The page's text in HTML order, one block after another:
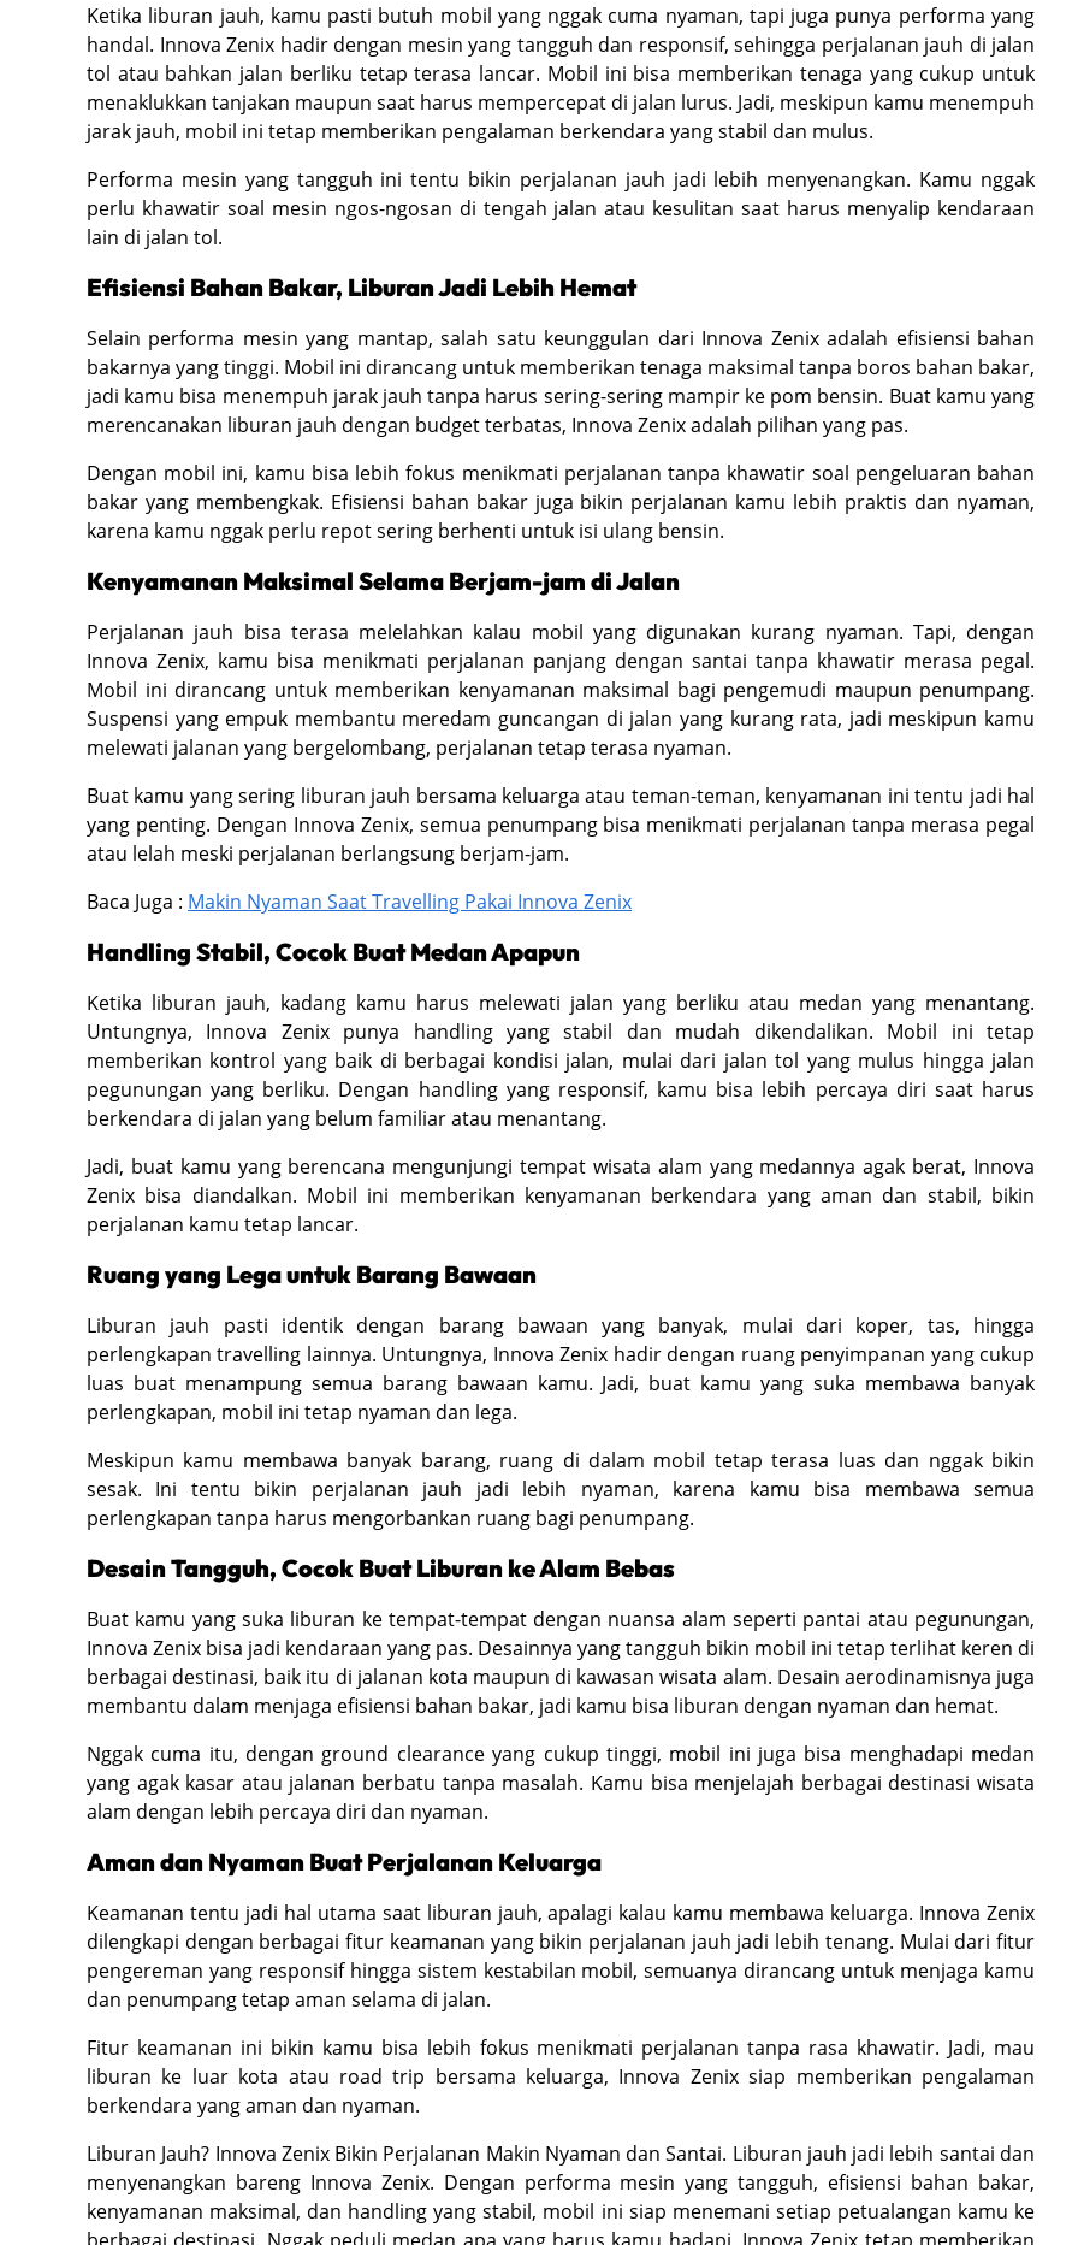
Ketika liburan jauh, kamu pasti butuh mobil yang nggak cuma nyaman, tapi juga punya performa yang
handal. Innova Zenix hadir dengan mesin yang tangguh dan responsif, sehingga perjalanan jauh di jalan
tol atau bahkan jalan berliku tetap terasa lancar. Mobil ini bisa memberikan tenaga yang cukup untuk
menaklukkan tanjakan maupun saat harus mempercepat di jalan lurus. Jadi, meskipun kamu menempuh
jarak jauh, mobil ini tetap memberikan pengalaman berkendara yang stabil dan mulus.
Performa mesin yang tangguh ini tentu bikin perjalanan jauh jadi lebih menyenangkan. Kamu nggak
perlu khawatir soal mesin ngos-ngosan di tengah jalan atau kesulitan saat harus menyalip kendaraan
lain di jalan tol.
Efisiensi Bahan Bakar, Liburan Jadi Lebih Hemat
Selain performa mesin yang mantap, salah satu keunggulan dari Innova Zenix adalah efisiensi bahan
bakarnya yang tinggi. Mobil ini dirancang untuk memberikan tenaga maksimal tanpa boros bahan bakar,
jadi kamu bisa menempuh jarak jauh tanpa harus sering-sering mampir ke pom bensin. Buat kamu yang
merencanakan liburan jauh dengan budget terbatas, Innova Zenix adalah pilihan yang pas.
Dengan mobil ini, kamu bisa lebih fokus menikmati perjalanan tanpa khawatir soal pengeluaran bahan
bakar yang membengkak. Efisiensi bahan bakar juga bikin perjalanan kamu lebih praktis dan nyaman,
karena kamu nggak perlu repot sering berhenti untuk isi ulang bensin.
Kenyamanan Maksimal Selama Berjam-jam di Jalan
Perjalanan jauh bisa terasa melelahkan kalau mobil yang digunakan kurang nyaman. Tapi, dengan
Innova Zenix, kamu bisa menikmati perjalanan panjang dengan santai tanpa khawatir merasa pegal.
Mobil ini dirancang untuk memberikan kenyamanan maksimal bagi pengemudi maupun penumpang.
Suspensi yang empuk membantu meredam guncangan di jalan yang kurang rata, jadi meskipun kamu
melewati jalanan yang bergelombang, perjalanan tetap terasa nyaman.
Buat kamu yang sering liburan jauh bersama keluarga atau teman-teman, kenyamanan ini tentu jadi hal
yang penting. Dengan Innova Zenix, semua penumpang bisa menikmati perjalanan tanpa merasa pegal
atau lelah meski perjalanan berlangsung berjam-jam.
Baca Juga : Makin Nyaman Saat Travelling Pakai Innova Zenix
Handling Stabil, Cocok Buat Medan Apapun
Ketika liburan jauh, kadang kamu harus melewati jalan yang berliku atau medan yang menantang.
Untungnya, Innova Zenix punya handling yang stabil dan mudah dikendalikan. Mobil ini tetap
memberikan kontrol yang baik di berbagai kondisi jalan, mulai dari jalan tol yang mulus hingga jalan
pegunungan yang berliku. Dengan handling yang responsif, kamu bisa lebih percaya diri saat harus
berkendara di jalan yang belum familiar atau menantang.
Jadi, buat kamu yang berencana mengunjungi tempat wisata alam yang medannya agak berat, Innova
Zenix bisa diandalkan. Mobil ini memberikan kenyamanan berkendara yang aman dan stabil, bikin
perjalanan kamu tetap lancar.
Ruang yang Lega untuk Barang Bawaan
Liburan jauh pasti identik dengan barang bawaan yang banyak, mulai dari koper, tas, hingga
perlengkapan travelling lainnya. Untungnya, Innova Zenix hadir dengan ruang penyimpanan yang cukup
luas buat menampung semua barang bawaan kamu. Jadi, buat kamu yang suka membawa banyak
perlengkapan, mobil ini tetap nyaman dan lega.
Meskipun kamu membawa banyak barang, ruang di dalam mobil tetap terasa luas dan nggak bikin
sesak. Ini tentu bikin perjalanan jauh jadi lebih nyaman, karena kamu bisa membawa semua
perlengkapan tanpa harus mengorbankan ruang bagi penumpang.
Desain Tangguh, Cocok Buat Liburan ke Alam Bebas
Buat kamu yang suka liburan ke tempat-tempat dengan nuansa alam seperti pantai atau pegunungan,
Innova Zenix bisa jadi kendaraan yang pas. Desainnya yang tangguh bikin mobil ini tetap terlihat keren di
berbagai destinasi, baik itu di jalanan kota maupun di kawasan wisata alam. Desain aerodinamisnya juga
membantu dalam menjaga efisiensi bahan bakar, jadi kamu bisa liburan dengan nyaman dan hemat.
Nggak cuma itu, dengan ground clearance yang cukup tinggi, mobil ini juga bisa menghadapi medan
yang agak kasar atau jalanan berbatu tanpa masalah. Kamu bisa menjelajah berbagai destinasi wisata
alam dengan lebih percaya diri dan nyaman.
Aman dan Nyaman Buat Perjalanan Keluarga
Keamanan tentu jadi hal utama saat liburan jauh, apalagi kalau kamu membawa keluarga. Innova Zenix
dilengkapi dengan berbagai fitur keamanan yang bikin perjalanan jauh jadi lebih tenang. Mulai dari fitur
pengereman yang responsif hingga sistem kestabilan mobil, semuanya dirancang untuk menjaga kamu
dan penumpang tetap aman selama di jalan.
Fitur keamanan ini bikin kamu bisa lebih fokus menikmati perjalanan tanpa rasa khawatir. Jadi, mau
liburan ke luar kota atau road trip bersama keluarga, Innova Zenix siap memberikan pengalaman
berkendara yang aman dan nyaman.
Liburan Jauh? Innova Zenix Bikin Perjalanan Makin Nyaman dan Santai. Liburan jauh jadi lebih santai dan
menyenangkan bareng Innova Zenix. Dengan performa mesin yang tangguh, efisiensi bahan bakar,
kenyamanan maksimal, dan handling yang stabil, mobil ini siap menemani setiap petualangan kamu ke